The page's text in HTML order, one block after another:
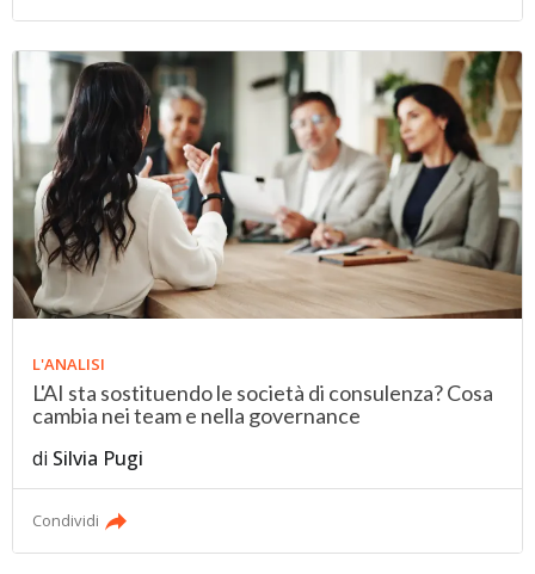
L'ANALISI
L'AI sta sostituendo le società di consulenza? Cosa
cambia nei team e nella governance
di Silvia Pugi
Condividi